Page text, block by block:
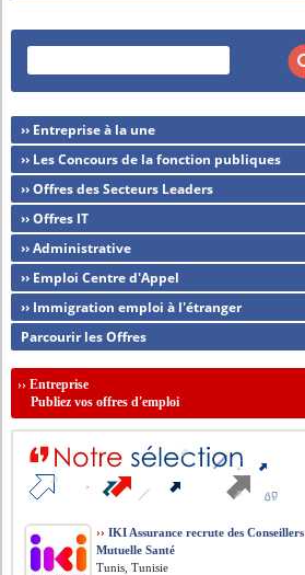
›› Entreprise à la une
›› Les Concours de la fonction publiques
›› Offres des Secteurs Leaders
›› Offres IT
›› Administrative
›› Emploi Centre d'Appel
›› Immigration emploi à l'étranger
Parcourir les Offres
››Entreprise
Publiez vos offres d'emploi
›› IKI Assurance recrute des Conseillers
Mutuelle Santé
Tunis, Tunisie